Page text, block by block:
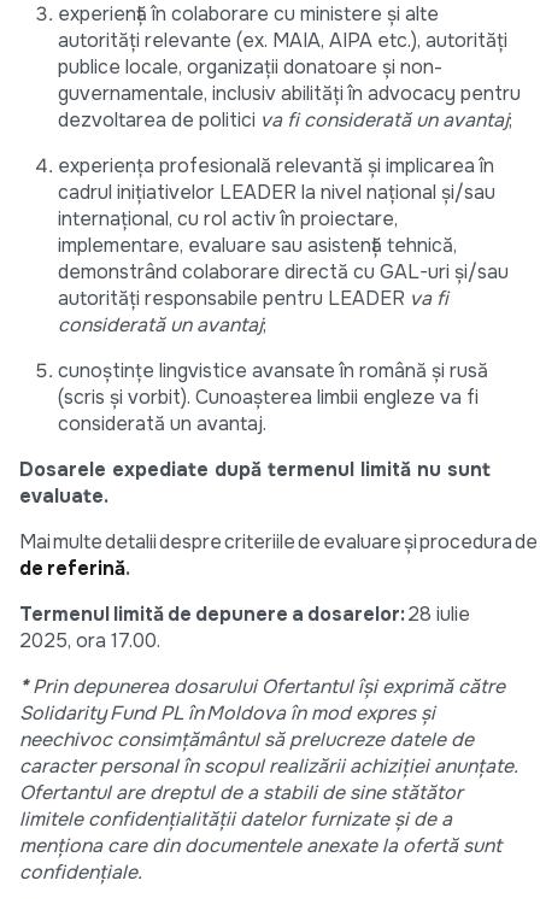
experiență în colaborare cu ministere și alte
autorități relevante (ex. MAIA, AIPA etc.), autorități
publice locale, organizații donatoare și non-
guvernamentale, inclusiv abilități în advocacy pentru
dezvoltarea de politici va fi considerată un avantaj;
experiența profesională relevantă și implicarea în
cadrul inițiativelor LEADER la nivel național și/sau
internațional, cu rol activ în proiectare,
implementare, evaluare sau asistență tehnică,
demonstrând colaborare directă cu GAL-uri și/sau
autorități responsabile pentru LEADER va fi
considerată un avantaj;
cunoștințe lingvistice avansate în română și rusă
(scris și vorbit). Cunoașterea limbii engleze va fi
considerată un avantaj.
Dosarele expediate după termenul limită nu sunt
evaluate.
Mai multe detalii despre criteriile de evaluare și procedura
de referință.
Termenul limită de depunere a dosarelor:28 iulie
2025, ora 17.00.
* Prin depunerea dosarului Ofertantul își exprimă către
Solidarity Fund PL în Moldovaîn mod expres și
neechivocconsimțământul să prelucreze datele de
caracter personal în scopul realizării achiziției anunțate.
Ofertantul are dreptul de a stabili de sine stătător
limitele confidențialității datelor furnizate și de a
menționa care din documentele anexate la ofertă sunt
confidențiale.